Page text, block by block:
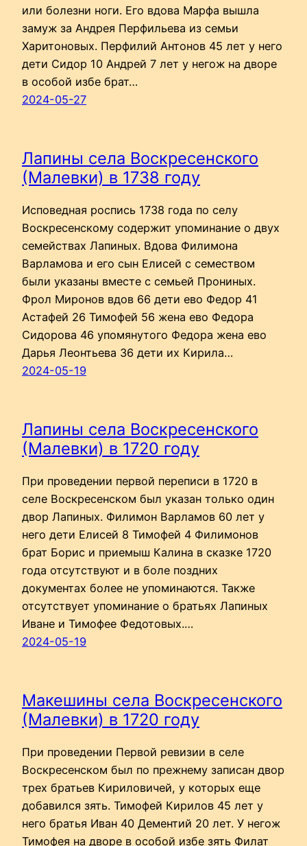
или болезни ноги. Его вдова Марфа вышла
замуж за Андрея Перфильева из семьи
Харитоновых. Перфилий Антонов 45 лет у него
дети Сидор 10 Андрей 7 лет у негож на дворе
в особой избе брат…
2024-05-27
Лапины села Воскресенского
(Малевки) в 1738 году
Исповедная роспись 1738 года по селу
Воскресенскому содержит упоминание о двух
семействах Лапиных. Вдова Филимона
Варламова и его сын Елисей с семеством
были указаны вместе с семьей Прониных.
Фрол Миронов вдов 66 дети ево Федор 41
Астафей 26 Тимофей 56 жена ево Федора
Сидорова 46 упомянутого Федора жена ево
Дарья Леонтьева 36 дети их Кирила…
2024-05-19
Лапины села Воскресенского
(Малевки) в 1720 году
При проведении первой переписи в 1720 в
селе Воскресенском был указан только один
двор Лапиных. Филимон Варламов 60 лет у
него дети Елисей 8 Тимофей 4 Филимонов
брат Борис и приемыш Калина в сказке 1720
года отсутствуют и в боле поздних
документах более не упоминаются. Также
отсутствует упоминание о братьях Лапиных
Иване и Тимофее Федотовых.…
2024-05-19
Макешины села Воскресенского
(Малевки) в 1720 году
При проведении Первой ревизии в селе
Воскресенском был по прежнему записан двор
трех братьев Кириловичей, у которых еще
добавился зять. Тимофей Кирилов 45 лет у
него братья Иван 40 Дементий 20 лет. У негож
Тимофея на дворе в особой избе зять Филат